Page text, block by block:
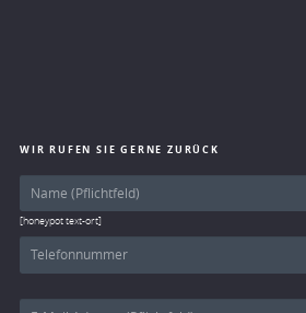
WIR RUFEN SIE GERNE ZURÜCK
[honeypot text-ort]